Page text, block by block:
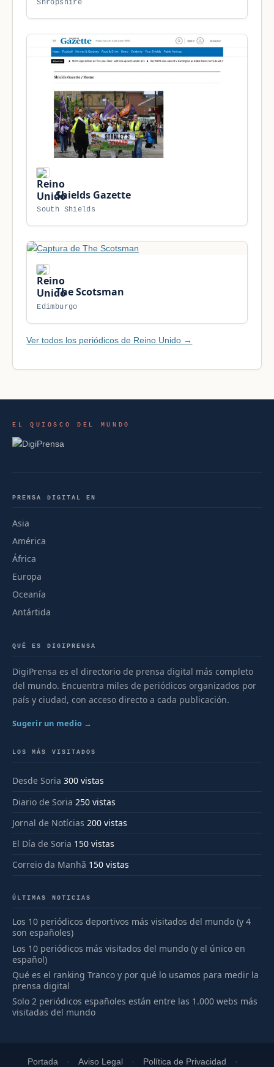
Shropshire
Shields Gazette
South Shields
The Scotsman
Edimburgo
Ver todos los periódicos de Reino Unido →
EL QUIOSCO DEL MUNDO
PRENSA DIGITAL EN
Asia
América
África
Europa
Oceanía
Antártida
QUÉ ES DIGIPRENSA
DigiPrensa es el directorio de prensa digital más completo
del mundo. Encuentra miles de periódicos organizados por
país y ciudad, con acceso directo a cada publicación.
Sugerir un medio →
LOS MÁS VISITADOS
Desde Soria 300 vistas
Diario de Soria 250 vistas
Jornal de Notícias 200 vistas
El Día de Soria 150 vistas
Correio da Manhã 150 vistas
ÚLTIMAS NOTICIAS
Los 10 periódicos deportivos más visitados del mundo (y 4
son españoles)
Los 10 periódicos más visitados del mundo (y el único en
español)
Qué es el ranking Tranco y por qué lo usamos para medir la
prensa digital
Solo 2 periódicos españoles están entre las 1.000 webs más
visitadas del mundo
Portada Aviso Legal Política de Privacidad